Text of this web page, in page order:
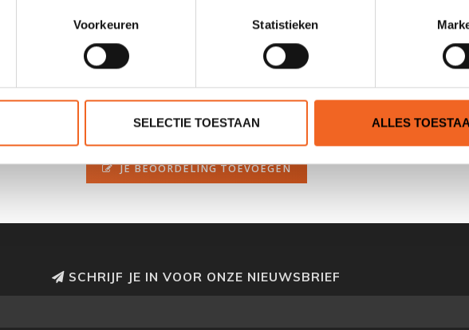
Voorkeuren Statistieken
SELECTIE TOESTAAN ALLES
0 sterren op basis van 0 beoordelingen
JE BEOORDELING TOEVOEGEN
SCHRIJF JE IN VOOR ONZE NIEUWSBRIEF